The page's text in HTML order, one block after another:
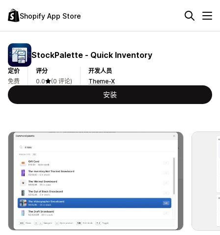
Shopify App Store
StockPalette ‑ Quick Inventory
定价
免费
评分
0.0
(0 评论)
开发人员
Theme-X
安装